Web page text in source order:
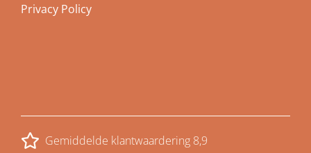
Privacy Policy
Gemiddelde klantwaardering 8,9